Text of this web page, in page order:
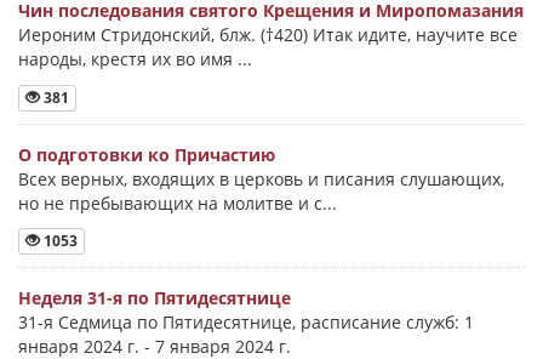
Чин последования святого Крещения и Миропомазания
Иероним Стридонский, блж. (†420) Итак идите, научите все
народы, крестя их во имя ...
381
О подготовки ко Причастию
Всех верных, входящих в церковь и писания слушающих,
но не пребывающих на молитве и с...
1053
Неделя 31-я по Пятидесятнице
31-я Седмица по Пятидесятнице, расписание служб: 1
января 2024 г. - 7 января 2024 г.